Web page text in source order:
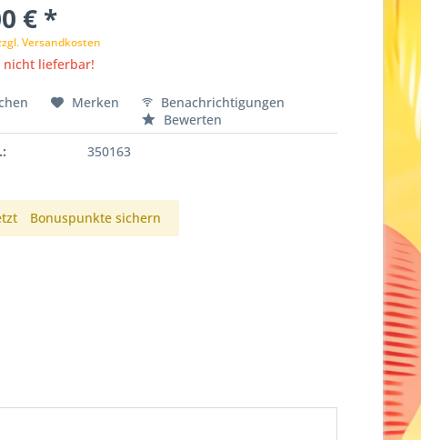
€ *
Versandkosten
nicht lieferbar!
Merken
Benachrichtigungen
Bewerten
350163
Bonuspunkte sichern